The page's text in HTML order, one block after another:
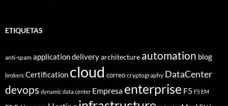
ETIQUETAS
anti-spam application deliveryarchitecture automation blog
brokers Certification cloud correo cryptography DataCenter
devops dynamic data center Empresa enterprise F5 F5 EM